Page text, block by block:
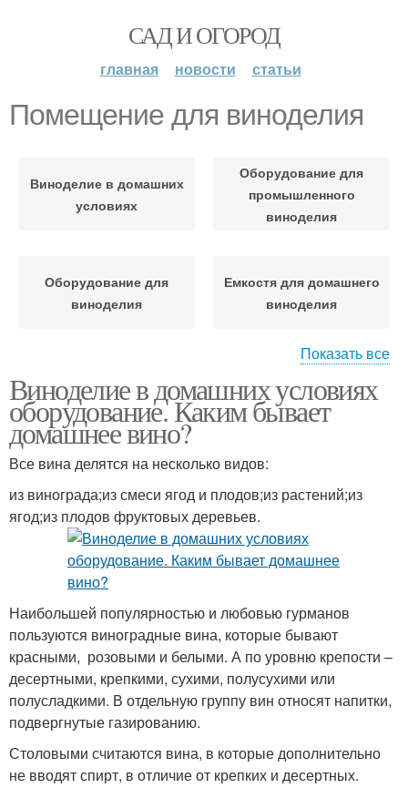
САД И ОГОРОД
главная новости статьи
Помещение для виноделия
Виноделие в домашних
условиях
Оборудование для
промышленного
виноделия
Оборудование для
виноделия
Емкостя для домашнего
виноделия
домашнего виноделия
Показать все
Виноделие в домашних условиях
оборудование. Каким бывает
домашнее вино?
Все вина делятся на несколько видов:
из винограда;из смеси ягод и плодов;из растений;из
ягод;из плодов фруктовых деревьев.
Наибольшей популярностью и любовью гурманов
пользуются виноградные вина, которые бывают
красными, розовыми и белыми. А по уровню крепости –
десертными, крепкими, сухими, полусухими или
полусладкими. В отдельную группу вин относят напитки,
подвергнутые газированию.
Столовыми считаются вина, в которые дополнительно
не вводят спирт, в отличие от крепких и десертных.